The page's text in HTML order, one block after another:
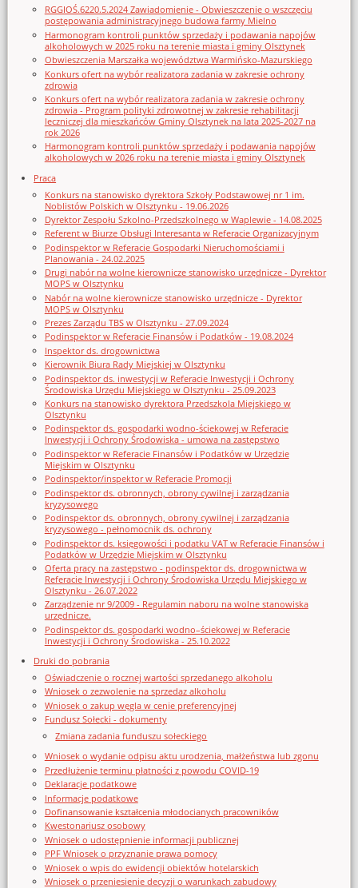
RGGIOŚ.6220.5.2024 Zawiadomienie - Obwieszczenie o wszczęciu
postępowania administracyjnego budowa farmy Mielno
Harmonogram kontroli punktów sprzedaży i podawania napojów
alkoholowych w 2025 roku na terenie miasta i gminy Olsztynek
Obwieszczenia Marszałka województwa Warmińsko-Mazurskiego
Konkurs ofert na wybór realizatora zadania w zakresie ochrony
zdrowia
Konkurs ofert na wybór realizatora zadania w zakresie ochrony
zdrowia - Program polityki zdrowotnej w zakresie rehabilitacji
leczniczej dla mieszkańców Gminy Olsztynek na lata 2025-2027 na
rok 2026
Harmonogram kontroli punktów sprzedaży i podawania napojów
alkoholowych w 2026 roku na terenie miasta i gminy Olsztynek
Praca
Konkurs na stanowisko dyrektora Szkoły Podstawowej nr 1 im.
Noblistów Polskich w Olsztynku - 19.06.2026
Dyrektor Zespołu Szkolno-Przedszkolnego w Waplewie - 14.08.2025
Referent w Biurze Obsługi Interesanta w Referacie Organizacyjnym
Podinspektor w Referacie Gospodarki Nieruchomościami i
Planowania - 24.02.2025
Drugi nabór na wolne kierownicze stanowisko urzędnicze - Dyrektor
MOPS w Olsztynku
Nabór na wolne kierownicze stanowisko urzędnicze - Dyrektor
MOPS w Olsztynku
Prezes Zarządu TBS w Olsztynku - 27.09.2024
Podinspektor w Referacie Finansów i Podatków - 19.08.2024
Inspektor ds. drogownictwa
Kierownik Biura Rady Miejskiej w Olsztynku
Podinspektor ds. inwestycji w Referacie Inwestycji i Ochrony
Środowiska Urzędu Miejskiego w Olsztynku - 25.09.2023
Konkurs na stanowisko dyrektora Przedszkola Miejskiego w
Olsztynku
Podinspektor ds. gospodarki wodno-ściekowej w Referacie
Inwestycji i Ochrony Środowiska - umowa na zastępstwo
Podinspektor w Referacie Finansów i Podatków w Urzędzie
Miejskim w Olsztynku
Podinspektor/inspektor w Referacie Promocji
Podinspektor ds. obronnych, obrony cywilnej i zarządzania
kryzysowego
Podinspektor ds. obronnych, obrony cywilnej i zarządzania
kryzysowego - pełnomocnik ds. ochrony
Podinspektor ds. księgowości i podatku VAT w Referacie Finansów i
Podatków w Urzędzie Miejskim w Olsztynku
Oferta pracy na zastępstwo - podinspektor ds. drogownictwa w
Referacie Inwestycji i Ochrony Środowiska Urzędu Miejskiego w
Olsztynku - 26.07.2022
Zarządzenie nr 9/2009 - Regulamin naboru na wolne stanowiska
urzędnicze.
Podinspektor ds. gospodarki wodno–ściekowej w Referacie
Inwestycji i Ochrony Środowiska - 25.10.2022
Druki do pobrania
Oświadczenie o rocznej wartości sprzedanego alkoholu
Wniosek o zezwolenie na sprzedaz alkoholu
Wniosek o zakup węgla w cenie preferencyjnej
Fundusz Sołecki - dokumenty
Zmiana zadania funduszu sołeckiego
Wniosek o wydanie odpisu aktu urodzenia, małżeństwa lub zgonu
Przedłużenie terminu płatności z powodu COVID-19
Deklaracje podatkowe
Informacje podatkowe
Dofinansowanie kształcenia młodocianych pracowników
Kwestonariusz osobowy
Wniosek o udostępnienie informacji publicznej
PPF Wniosek o przyznanie prawa pomocy
Wniosek o wpis do ewidencji obiektów hotelarskich
Wniosek o przeniesienie decyzji o warunkach zabudowy